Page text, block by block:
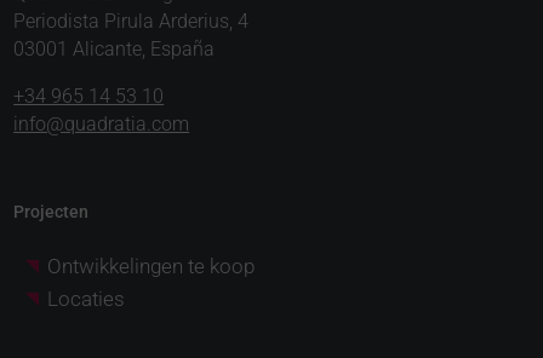
Periodista Pirula Arderius, 4
03001 Alicante, España
+34 965 14 53 10
info@quadratia.com
Projecten
Ontwikkelingen te koop
Locaties